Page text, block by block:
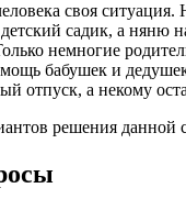
своя ситуация.
садик, а няню
немногие
бабушек и
отпуск, а некому
решения данной